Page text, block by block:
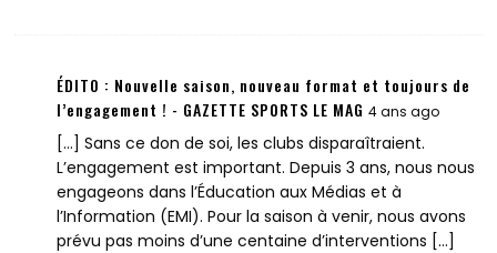
ÉDITO : Nouvelle saison, nouveau format et toujours de
l’engagement ! - GAZETTE SPORTS LE MAG 4 ans ago
[…] Sans ce don de soi, les clubs disparaîtraient.
L’engagement est important. Depuis 3 ans, nous nous
engageons dans l’Éducation aux Médias et à
l’Information (EMI). Pour la saison à venir, nous avons
prévu pas moins d’une centaine d’interventions […]